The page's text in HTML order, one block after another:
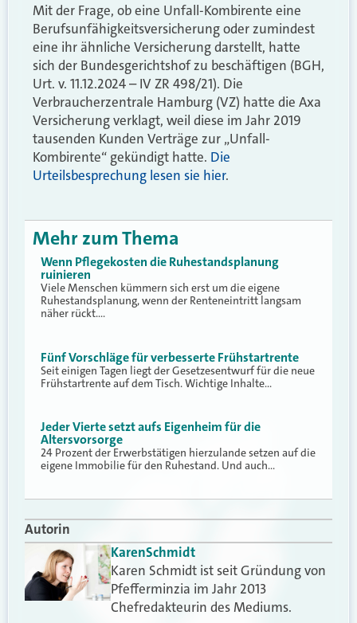
Mit der Frage, ob eine Unfall-Kombirente eine
Berufsunfähigkeitsversicherung oder zumindest
eine ihr ähnliche Versicherung darstellt, hatte
sich der Bundesgerichtshof zu beschäftigen (BGH,
Urt. v. 11.12.2024 – IV ZR 498/21). Die
Verbraucherzentrale Hamburg (VZ) hatte die Axa
Versicherung verklagt, weil diese im Jahr 2019
tausenden Kunden Verträge zur „Unfall-
Kombirente“ gekündigt hatte. Die
Urteilsbesprechung lesen sie hier.
Mehr zum Thema
Wenn Pflegekosten die Ruhestandsplanung
ruinieren
Viele Menschen kümmern sich erst um die eigene
Ruhestandsplanung, wenn der Renteneintritt langsam
näher rückt.…
Fünf Vorschläge für verbesserte Frühstartrente
Seit einigen Tagen liegt der Gesetzesentwurf für die neue
Frühstartrente auf dem Tisch. Wichtige Inhalte…
Jeder Vierte setzt aufs Eigenheim für die
Altersvorsorge
24 Prozent der Erwerbstätigen hierzulande setzen auf die
eigene Immobilie für den Ruhestand. Und auch…
Autorin
KarenSchmidt
Karen Schmidt ist seit Gründung von
Pfefferminzia im Jahr 2013
Chefredakteurin des Mediums.